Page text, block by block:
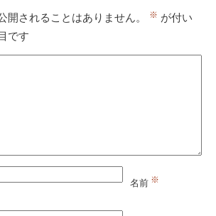
開されることはありません。 ※ が付い
です
名前 ※